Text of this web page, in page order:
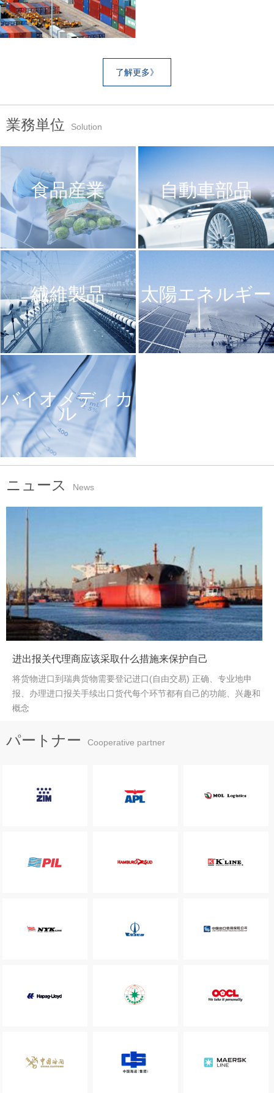
了解更多》
業務単位 Solution
食品産業 自動車部品
繊維製品 太陽エネルギー
バイオメディカ
ル
ニュース News
< >
进出报关代理商应该采取什么措施来保护自己
将货物进口到瑞典货物需要登记进口(自由交易) 正确、专业地申
报、办理进口报关手续出口货代每个环节都有自己的功能、兴趣和
概念
パートナー Cooperative partner